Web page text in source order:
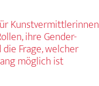
Kunstvermittlerinnen
ihre Gender-
Frage, welcher
möglich ist